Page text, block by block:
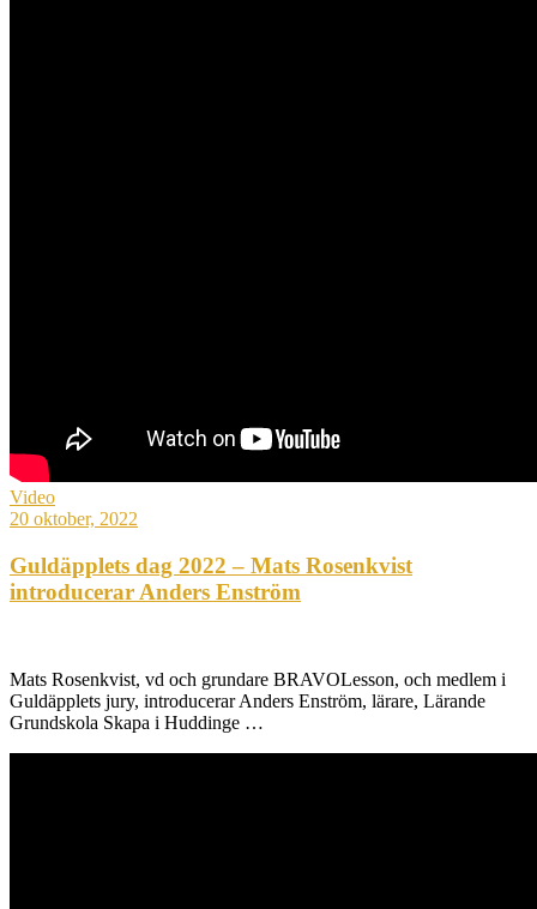
Video
20 oktober, 2022
Guldäpplets dag 2022 – Mats Rosenkvist
introducerar Anders Enström
Mats Rosenkvist, vd och grundare BRAVOLesson, och medlem i
Guldäpplets jury, introducerar Anders Enström, lärare, Lärande
Grundskola Skapa i Huddinge …